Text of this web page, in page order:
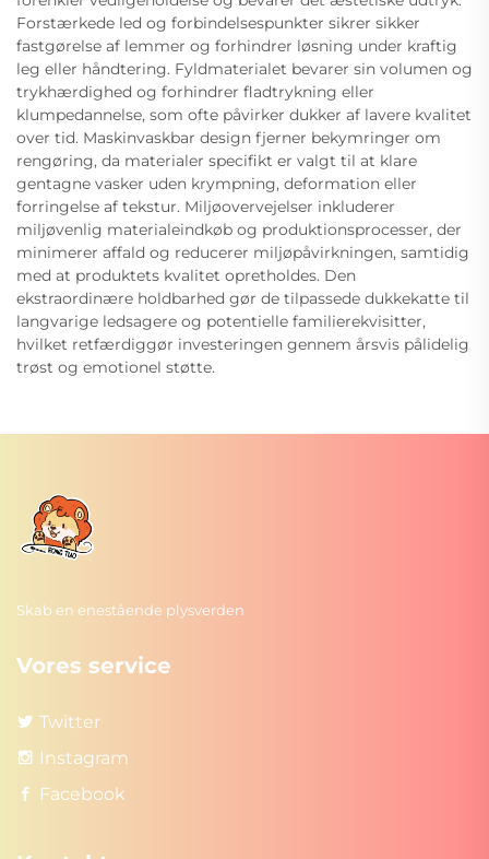
Forstærkede led og forbindelsespunkter sikrer sikker
fastgørelse af lemmer og forhindrer løsning under kraftig
leg eller håndtering. Fyldmaterialet bevarer sin volumen og
trykhærdighed og forhindrer fladtrykning eller
klumpedannelse, som ofte påvirker dukker af lavere kvalitet
over tid. Maskinvaskbar design fjerner bekymringer om
rengøring, da materialer specifikt er valgt til at klare
gentagne vasker uden krympning, deformation eller
forringelse af tekstur. Miljøovervejelser inkluderer
miljøvenlig materialeindkøb og produktionsprocesser, der
minimerer affald og reducerer miljøpåvirkningen, samtidig
med at produktets kvalitet opretholdes. Den
ekstraordinære holdbarhed gør de tilpassede dukkekatte til
langvarige ledsagere og potentielle familierekvisitter,
hvilket retfærdiggør investeringen gennem årsvis pålidelig
trøst og emotionel støtte.
Skab en enestående plysverden
Vores service
Twitter
Instagram
Facebook